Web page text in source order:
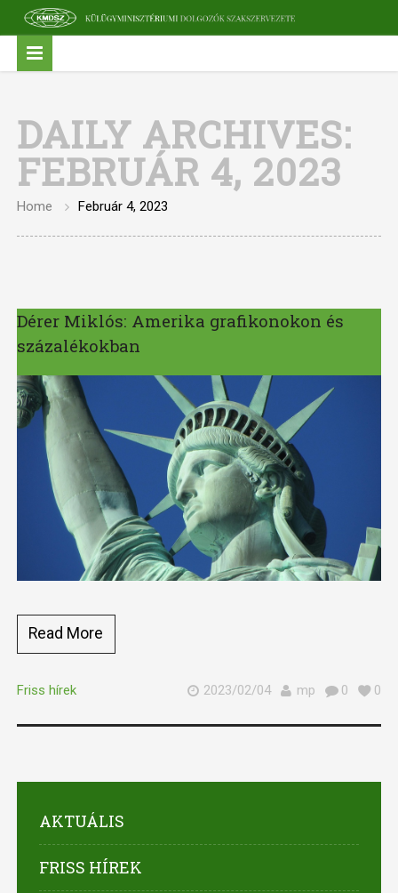
DAILY ARCHIVES:
FEBRUÁR 4, 2023
Home Február 4, 2023
Dérer Miklós: Amerika grafikonokon és
százalékokban
Read More
Friss hírek 2023/02/04 mp 0 0
AKTUÁLIS
FRISS HÍREK